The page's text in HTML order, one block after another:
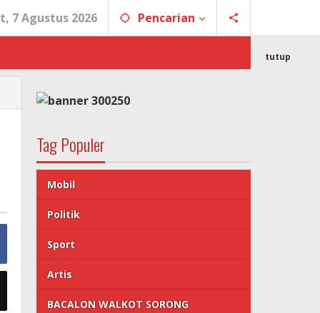
7 Agustus 2026 Pencarian
tutup
Tag Populer
Mobil
Politik
Sport
Artis
BACALON WALKOT SORONG